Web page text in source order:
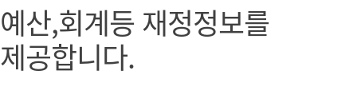
예산,회계등 재정정보를
제공합니다.